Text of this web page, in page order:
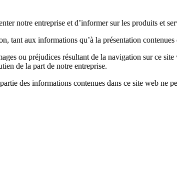
notre entreprise et d’informer sur les produits et
tant aux informations qu’à la présentation
ou préjudices résultant de la navigation sur ce
de la part de notre entreprise.
des informations contenues dans ce site web ne